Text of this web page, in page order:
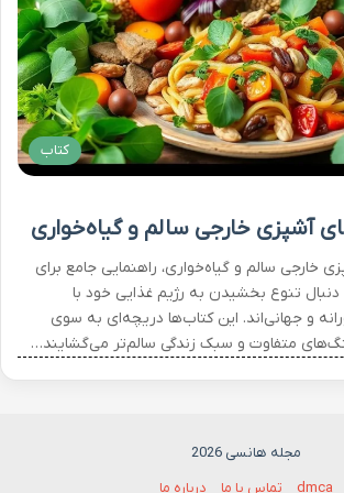
کتاب
آشپزی خارجی سالم و گیاه‌خواری
خارجی سالم و گیاه‌خواری، راهنمایی جامع برای
تنوع بخشیدن به رژیم غذایی خود با
و جهانی‌اند. این کتاب‌ها دریچه‌ای به سوی
متفاوت و سبک زندگی سالم‌تر می‌گشایند…
مجله هانسی 2026
dmca
تماس با ما درباره ما